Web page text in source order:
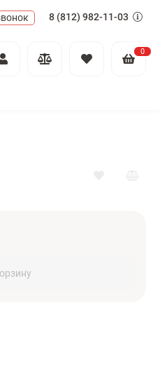
8 (812) 982-11-03
0